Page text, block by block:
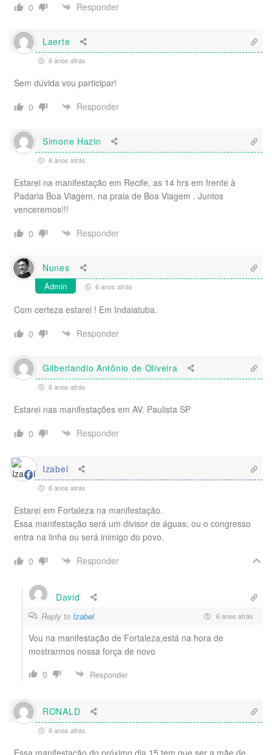
0
Responder
Laerte
6 anos atrás
Sem dúvida vou participar!
0
Responder
Simone Hazin
6 anos atrás
Estarei na manifestação em Recife, as 14 hrs em frente à
Padaria Boa Viagem, na praia de Boa Viagem . Juntos
venceremos!!!
0
Responder
Nunes
Admin 6 anos atrás
Com certeza estarei ! Em Indaiatuba.
0
Responder
Gilberlandio Antônio de Oliveira
6 anos atrás
Estarei nas manifestações em AV. Paulista SP
0
Responder
Izabel
6 anos atrás
Estarei em Fortaleza na manifestação.
Essa manifestação será um divisor de águas, ou o congresso
entra na linha ou será inimigo do povo.
0
Responder
David
Reply to Izabel 6 anos atrás
Vou na manifestação de Fortaleza,está na hora de
mostrarmos nossa força de novo
0
Responder
RONALD
6 anos atrás
Essa manifestação do próximo dia 15 tem que ser a mãe de